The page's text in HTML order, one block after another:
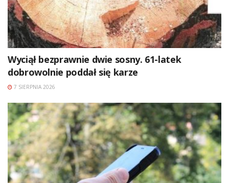
Wyciął bezprawnie dwie sosny. 61-latek
dobrowolnie poddał się karze
7 SIERPNIA 2026